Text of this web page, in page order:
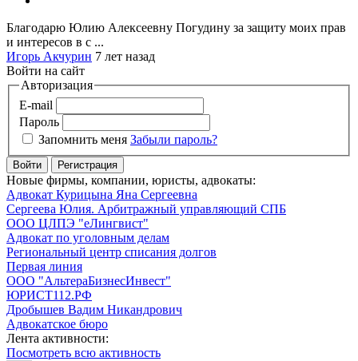
Благодарю Юлию Алексеевну Погудину за защиту моих прав
и интересов в с ...
Игорь Акчурин 7 лет назад
Войти на сайт
Авторизация
E-mail
Пароль
Запомнить меня Забыли пароль?
Войти Регистрация
Новые фирмы, компании, юристы, адвокаты:
Адвокат Курицына Яна Сергеевна
Сергеева Юлия. Арбитражный управляющий СПБ
ООО ЦЛПЭ "еЛингвист"
Адвокат по уголовным делам
Региональный центр списания долгов
Первая линия
ООО "АльтераБизнесИнвест"
ЮРИСТ112.РФ
Дробышев Вадим Никандрович
Адвокатское бюро
Лента активности:
Посмотреть всю активность